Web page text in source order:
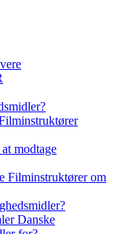
modtage
Filminstruktører om
Danske